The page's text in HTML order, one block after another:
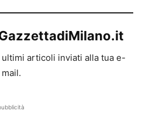
articoli inviati alla tua e-
mail.